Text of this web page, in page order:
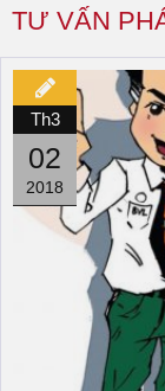
TƯ VẤN
Th3
02
2018